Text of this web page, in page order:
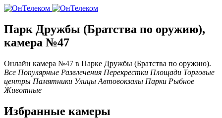
Парк Дружбы (Братства по оружию),
камера №47
Онлайн камера №47 в Паркe Дружбы (Братства по оружию).
Все Популярные Развлечения Перекрестки Площади Торговые
центры Памятники Улицы Автовокзалы Парки Рыбное
Животные
Избранные камеры